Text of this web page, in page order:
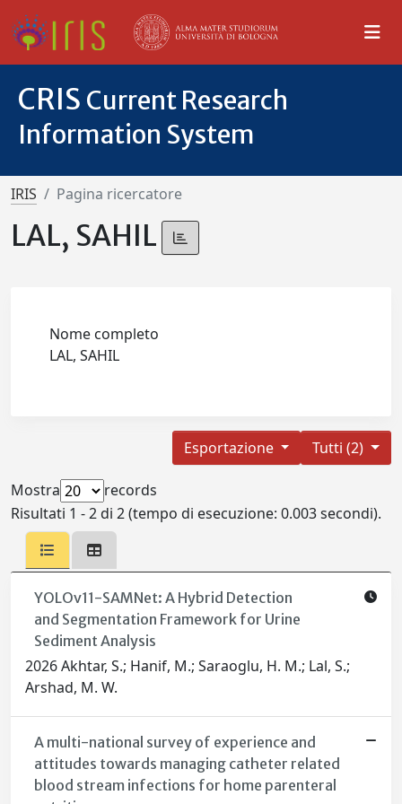
CRIS Current Research
Information System
IRIS Pagina ricercatore
LAL, SAHIL
Nome completo
LAL, SAHIL
Tutti (2)
Esportazione
Mostra
records
Risultati 1 - 2 di 2 (tempo di esecuzione: 0.003 secondi).
YOLOv11-SAMNet: A Hybrid Detection
and Segmentation Framework for Urine
Sediment Analysis
2026 Akhtar, S.; Hanif, M.; Saraoglu, H. M.; Lal, S.;
Arshad, M. W.
A multi-national survey of experience and
attitudes towards managing catheter related
blood stream infections for home parenteral